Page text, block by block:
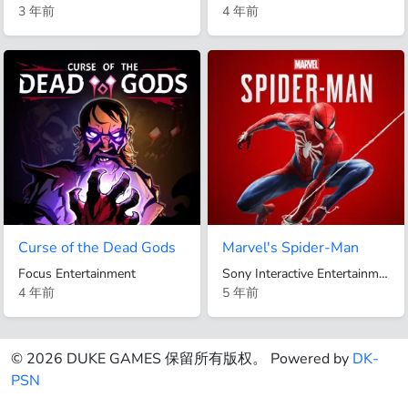
3 年前
4 年前
Curse of the Dead Gods
Focus Entertainment
4 年前
Marvel's Spider-Man
Sony Interactive Entertainment
5 年前
© 2026 DUKE GAMES 保留所有版权。 Powered by DK-
PSN